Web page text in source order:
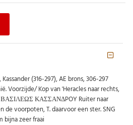
(316-297), AE brons, 306-297
Voorzijde/ Kop van 'Heracles naar rechts,
ΒΑΣΙΛΕΩΣ ΚΑΣΣΑΝΔPOY Ruiter naar
de voorpoten, T. daarvoor een ster. SNG
bijna zeer fraai